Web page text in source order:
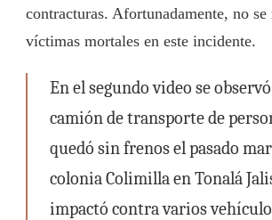
contracturas. Afortunadamente, no se
víctimas mortales en este incidente.
En el segundo video se
camión de transporte de
quedó sin frenos el pasado
colonia Colimilla en Tonalá
impactó contra varios